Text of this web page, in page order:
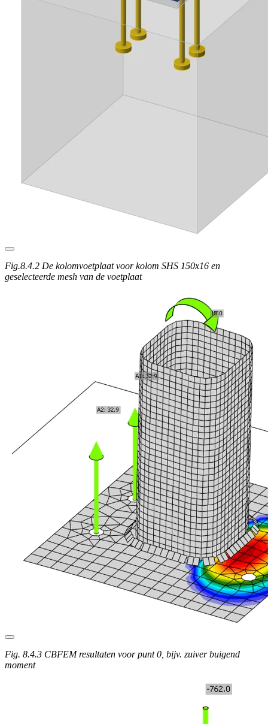
Fig.8.4.2 De kolomvoetplaat voor kolom SHS 150x16 en
geselecteerde mesh van de voetplaat
Fig. 8.4.3 CBFEM resultaten voor punt 0, bijv. zuiver buigend
moment